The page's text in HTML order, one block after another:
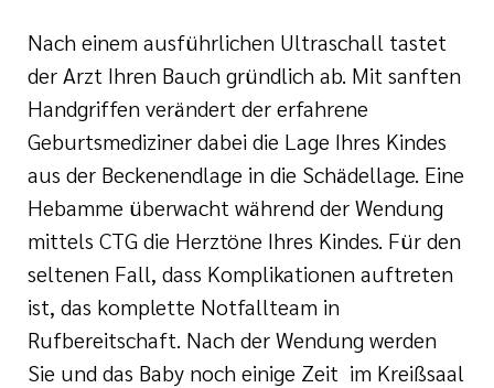
Nach einem ausführlichen Ultraschall tastet
der Arzt Ihren Bauch gründlich ab. Mit sanften
Handgriffen verändert der erfahrene
Geburtsmediziner dabei die Lage Ihres Kindes
aus der Beckenendlage in die Schädellage. Eine
Hebamme überwacht während der Wendung
mittels CTG die Herztöne Ihres Kindes. Für den
seltenen Fall, dass Komplikationen auftreten
ist, das komplette Notfallteam in
Rufbereitschaft. Nach der Wendung werden
Sie und das Baby noch einige Zeit im Kreißsaal